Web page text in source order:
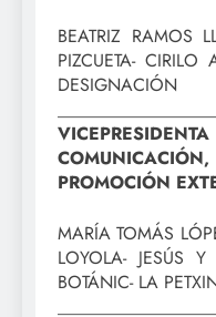
BEATRIZ RAMOS
PIZCUETA-
DESIGNACIÓN
PROMOCIÓN
MARÍA TOMÁS
LOYOLA- JESÚS Y
BOTÁNIC- LA